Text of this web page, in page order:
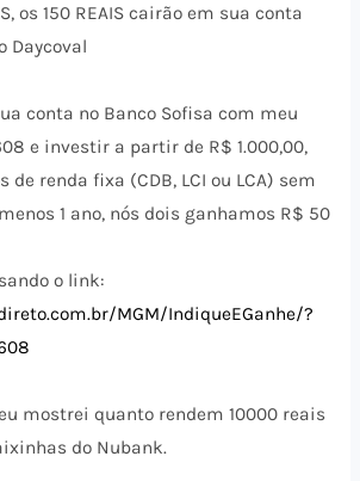
os 150 REAIS cairão em sua conta
Daycoval
conta no Banco Sofisa com meu
e investir a partir de R$ 1.000,00,
renda fixa (CDB, LCI ou LCA) sem
1 ano, nós dois ganhamos R$ 50
o link:
MGM/IndiqueEGanhe/?
mostrei quanto rendem 10000 reais
do Nubank.